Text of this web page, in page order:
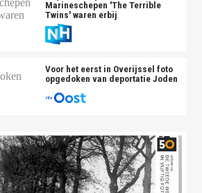
Marineschepen 'The Terrible
Twins' waren erbij
Voor het eerst in Overijssel foto
opgedoken van deportatie Joden